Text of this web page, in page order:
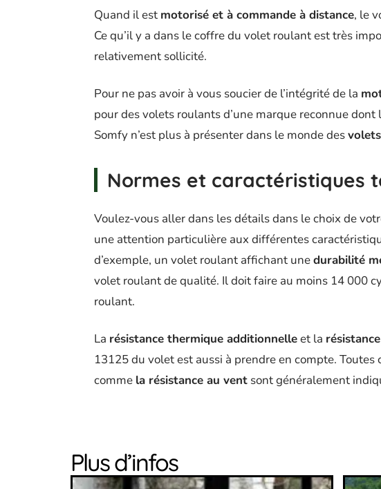
Quand il est motorisé et à commande à distance, le
Ce qu’il y a dans le coffre du volet roulant est très
relativement sollicité.
Pour ne pas avoir à vous soucier de l’intégrité de la
pour des volets roulants d’une marque reconnue
Somfy n’est plus à présenter dans le monde des
Normes et caractéristiques
Voulez-vous aller dans les détails dans le choix de
une attention particulière aux différentes
d’exemple, un volet roulant affichant unedurabilité
volet roulant de qualité. Il doit faire au moins 14 000
roulant.
La résistance thermique additionnelleet la
13125 du volet est aussi à prendre en compte.
comme la résistance au vent sont généralement
Plus d’infos